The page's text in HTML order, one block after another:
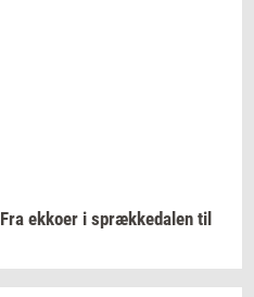
Fra ek­ko­er i spræk­ke­da­len til